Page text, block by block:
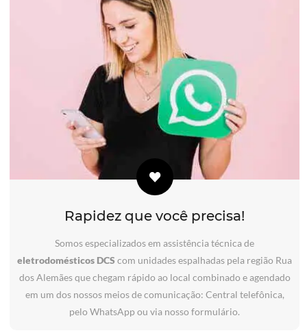
Rapidez que você precisa!
Somos especializados em assistência técnica de
eletrodomésticos DCS com unidades espalhadas pela região Rua
dos Alemães que chegam rápido ao local combinado e agendado
em um dos nossos meios de comunicação: Central telefônica,
pelo WhatsApp ou via nosso formulário.